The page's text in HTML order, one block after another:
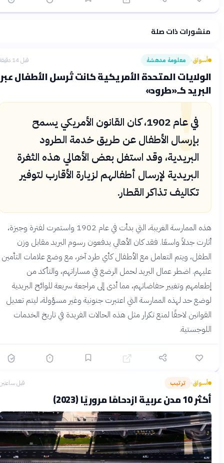
فلسفتنا المعرفية·سياسة الذكاء الاصطناعيمنشورات ذات صلة
أسواق› معلومة مدهشة قبل 14 دقيقة
الولايات المتحدة الأمريكية كانت تُرسل الأطفال عبر
البريد كـ«طرود»
!
في عام 1902، كان القانون الأمريكي يسمح
بإرسال الأطفال عن طريق خدمة الطرود
البريدية، وقد استغل بعض الأهالي هذه الثغرة
البريدية لإرسال أطفالهم لزيارة الأقارب لتوفير
تكاليف تذاكر القطار.
هذه الممارسة الغريبة، التي بدأت في عام 1902 واستمرت لفترة وجيزة،
أثارت جدلاً واسعًا. فقد كان الأهالي يدفعون رسوم البريد مقابل وزن
الطفل، ويتم التعامل مع الأطفال كأي طرد آخر، مع وضع علامات التأمين
عليهم. اضطر عمال البريد لحمل الرضع في مساراتهم، والتأكد من
إطعامهم وتغيير حفاضاتهم، مما أدى إلى مراجعة سريعة للوائح البريدية
لوضع حد لهذه الممارسة التي اعتبرت جنونية وغير مسؤولة، ليتم تعديل
القوانين لاحقًا لمنع تكرار مثل هذه الحالات الفريدة في تاريخ الخدمات
اللوجستية.
أسواق› ترتيب قبل ساعتين
أكثر 10 مدن عربية ازدحامًا مروريًا (2023)